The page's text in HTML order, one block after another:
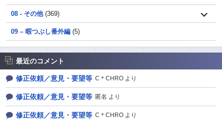
08 - その他(369)
09 – 暇つぶし番外編 (5)
最近のコメント
修正依頼／意見・要望等 C＊CHRO より
修正依頼／意見・要望等 匿名 より
修正依頼／意見・要望等 C＊CHRO より